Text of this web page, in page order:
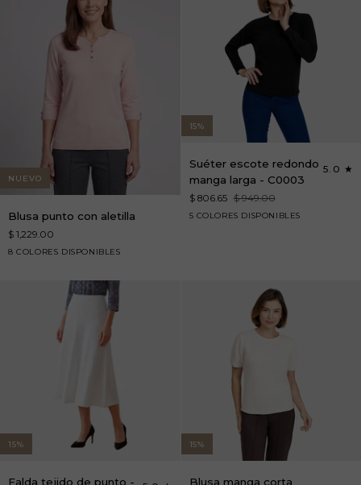
NUEVO
Blusa
con
aletilla
Blusa punto con aletilla
$ 1,229.00
8 COLORES DISPONIBLES
carminCE6lodoradoescarlataexpresso
15%
redondo
manga
larga
Suéter escote redondo
manga larga - C0003
5.0
$ 806.65 $ 949.00
5 COLORES DISPONIBLES
negrorojo blancoarenaazul
15%
Falda tejido de punto -
15%
Blusa manga corta